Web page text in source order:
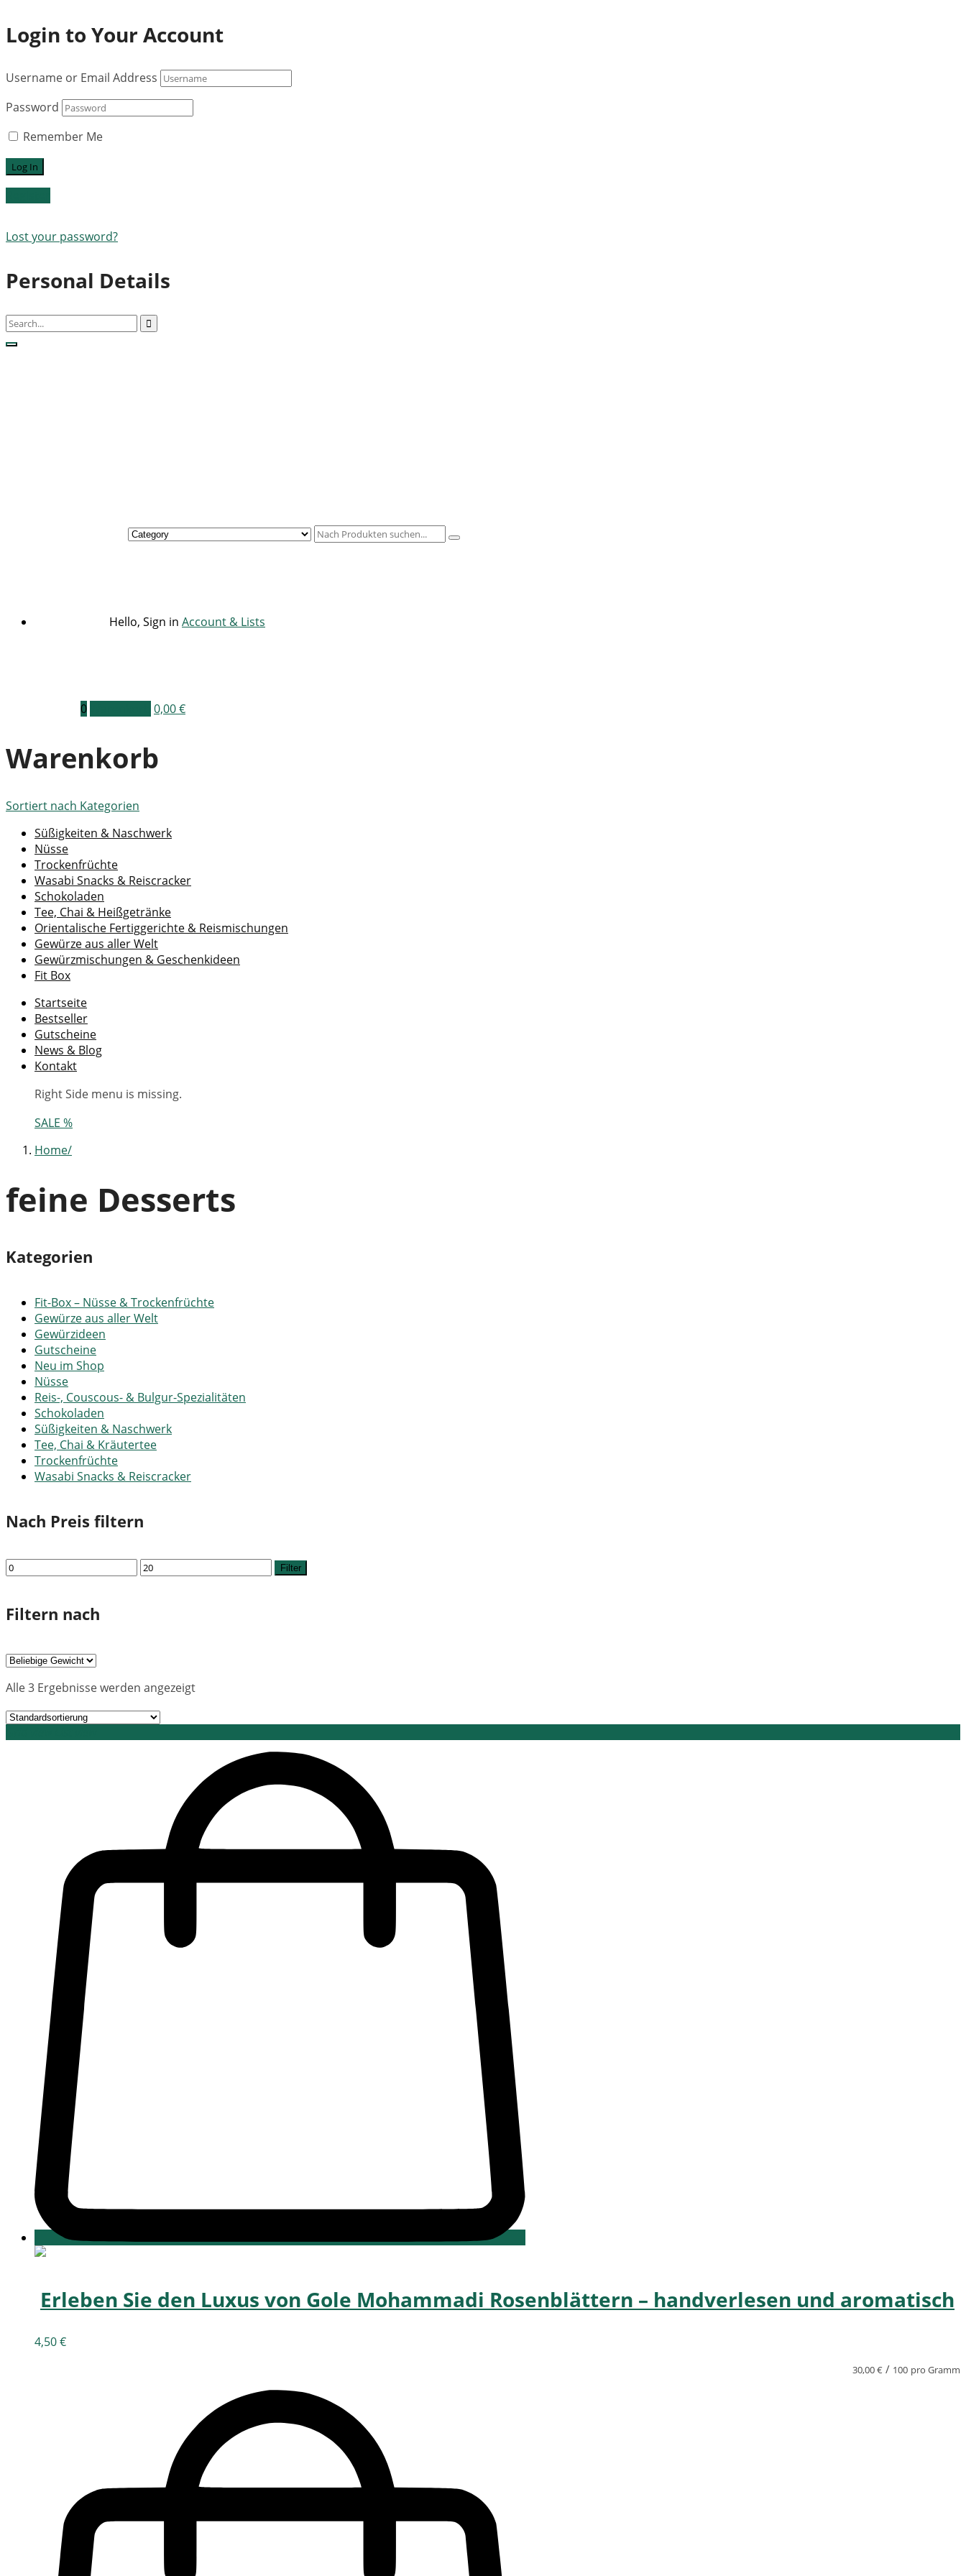
Login to Your Account
Username or Email Address
Password
Remember Me
Lost your password?
Personal Details
Hello, Sign in Account & Lists
0 0,00€
Warenkorb
Sortiert nach Kategorien
Süßigkeiten & Naschwerk
Nüsse
Trockenfrüchte
Wasabi Snacks & Reiscracker
Schokoladen
Tee, Chai & Heißgetränke
Orientalische Fertiggerichte & Reismischungen
Gewürze aus aller Welt
Gewürzmischungen & Geschenkideen
Fit Box
Startseite
Bestseller
Gutscheine
News & Blog
Kontakt
Right Side menu is missing.
SALE %
Home
feine Desserts
Kategorien
Fit-Box – Nüsse & Trockenfrüchte
Gewürze aus aller Welt
Gewürzideen
Gutscheine
Neu im Shop
Nüsse
Reis-, Couscous- & Bulgur-Spezialitäten
Schokoladen
Süßigkeiten & Naschwerk
Tee, Chai & Kräutertee
Trockenfrüchte
Wasabi Snacks & Reiscracker
Nach Preis filtern
Min.
Max.
Filter
Filtern nach
Alle 3 Ergebnisse werden angezeigt
Erleben Sie den Luxus von Gole Mohammadi Rosenblättern – handverlesen und aromatisch
4,50€
30,00€ / 100 pro Gramm